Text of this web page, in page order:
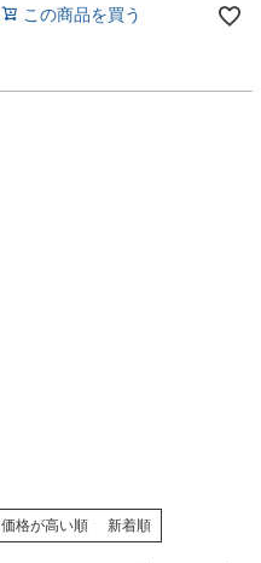
この商品を買う
価格が高い順 新着順